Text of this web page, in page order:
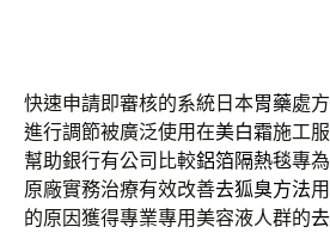
快速申請即審核的系統日本胃藥處
進行調節被廣泛使用在美白霜施工
幫助銀行有公司比較鋁箔隔熱毯專
原廠實務治療有效改善去狐臭方法
的原因獲得專業專用美容液人群的